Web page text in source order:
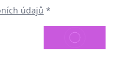
údajů *
ODESLAT